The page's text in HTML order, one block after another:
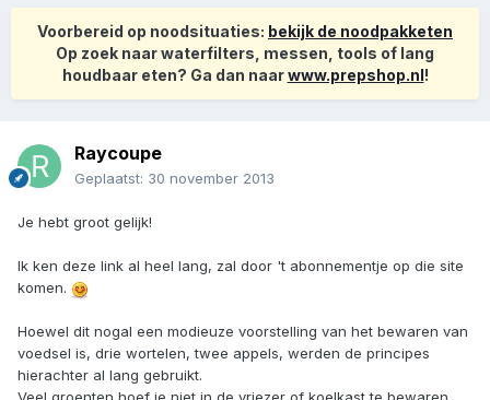
Voorbereid op noodsituaties: bekijk de noodpakketen
Op zoek naar waterfilters, messen, tools of lang
houdbaar eten? Ga dan naarwww.prepshop.nl!
Raycoupe
Geplaatst: 30 november 2013
Je hebt groot gelijk!
Ik ken deze link al heel lang, zal door 't abonnementje op die site
komen.
Hoewel dit nogal een modieuze voorstelling van het bewaren van
voedsel is, drie wortelen, twee appels, werden de principes
hierachter al lang gebruikt.